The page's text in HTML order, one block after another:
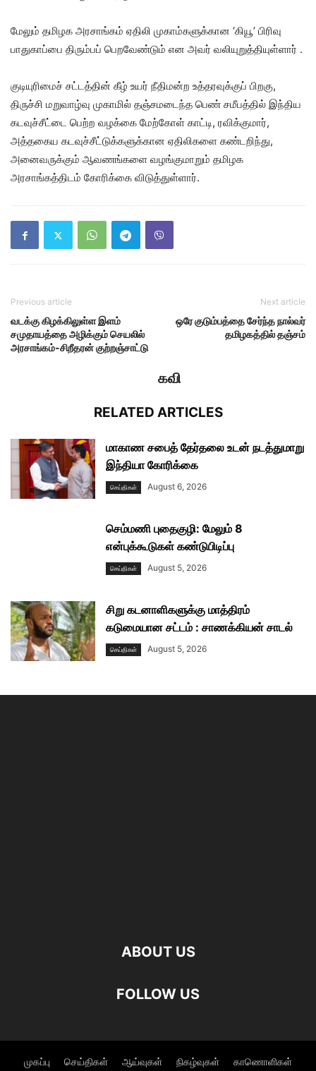
மேலும் தமிழக அரசாங்கம் ஏதிலி முகாம்களுக்கான ‘கியூ’ பிரிவு
பாதுகாப்பை திரும்பப் பெறவேண்டும் என அவர் வலியுறுத்தியுள்ளார் .
குடியுரிமைச் சட்டத்தின் கீழ் உயர் நீதிமன்ற உத்தரவுக்குப் பிறகு,
திருச்சி மறுவாழ்வு முகாமில் தஞ்சமடைந்த பெண் சமீபத்தில் இந்திய
கடவுச்சீட்டை பெற்ற வழக்கை மேற்கோள் காட்டி, ரவிக்குமார்,
அத்தகைய கடவுச்சீட்டுக்களுக்கான ஏதிலிகளை கண்டறிந்து,
அனைவருக்கும் ஆவணங்களை வழங்குமாறும் தமிழக
அரசாங்கத்திடம் கோரிக்கை விடுத்துள்ளார்.
Previous article
வடக்கு கிழக்கிலுள்ள இளம்
சமுதாயத்தை அழிக்கும் செயலில்
அரசாங்கம்-சிறீதரன் குற்றஞ்சாட்டு
Next article
ஒரே குடும்பத்தை சேர்ந்த நால்வர்
தமிழகத்தில் தஞ்சம்
கவி
RELATED ARTICLES
மாகாண சபைத் தேர்தலை உடன் நடத்துமாறு
இந்தியா கோரிக்கை
செய்திகள் August 6, 2026
செம்மணி புதைகுழி: மேலும் 8
என்புக்கூடுகள் கண்டுபிடிப்பு
செய்திகள் August 5, 2026
சிறு கடனாளிகளுக்கு மாத்திரம்
கடுமையான சட்டம் : சாணக்கியன் சாடல்
செய்திகள் August 5, 2026
ABOUT US
FOLLOW US
முகப்பு செய்திகள் ஆய்வுகள் நிகழ்வுகள் காணொளிகள்